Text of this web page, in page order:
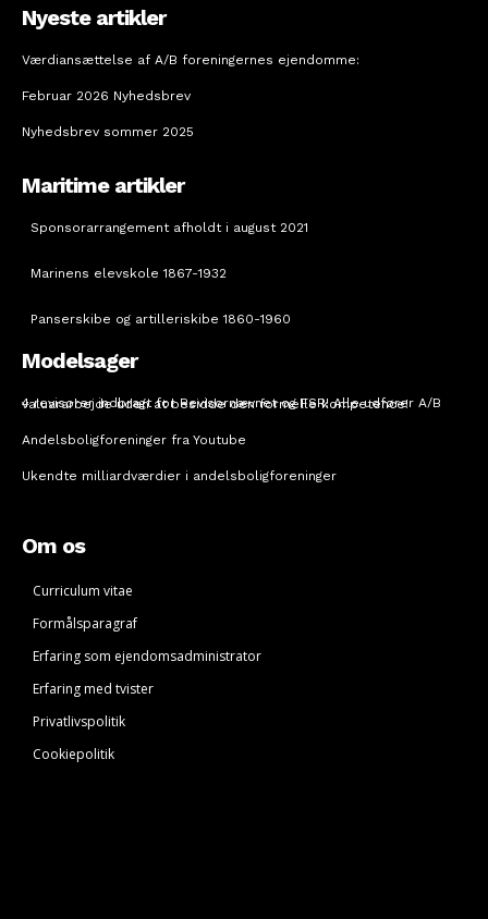
Nyeste artikler
Værdiansættelse af A/B foreningernes ejendomme:
Februar 2026 Nyhedsbrev
Nyhedsbrev sommer 2025
Maritime artikler
Sponsorarrangement afholdt i august 2021
Marinens elevskole 1867-1932
Panserskibe og artilleriskibe 1860-1960
Modelsager
4 revisorer indbragt for Revisornævnet og FSR! Alle udfører A/B valuararbejde uden at besidde den formelle kompetence!
Andelsboligforeninger fra Youtube
Ukendte milliardværdier i andelsboligforeninger
Om os
Curriculum vitae
Formålsparagraf
Erfaring som ejendomsadministrator
Erfaring med tvister
Privatlivspolitik
Cookiepolitik